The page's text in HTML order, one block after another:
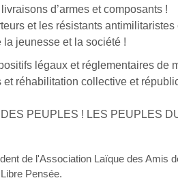
d’armes et composants !
et les résistants antimilitaristes
jeunesse et la société !
légaux et réglementaires de
réhabilitation collective et
DES PEUPLES ! LES PEUPLES
de l'Association Laïque des Amis
Pensée.